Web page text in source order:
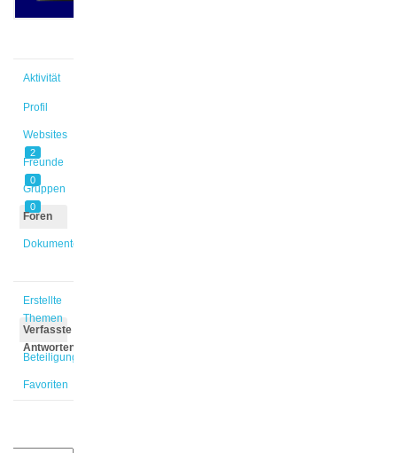
Aktivität
Profil
Websites
2
Freunde
0
Gruppen
0
Foren
Dokumente
Erstellte
Themen
Verfasste
Antworten
Beteiligungen
Favoriten